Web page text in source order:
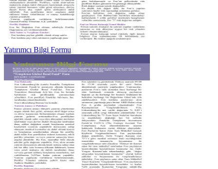
Yatırımcı Bilgi Formu